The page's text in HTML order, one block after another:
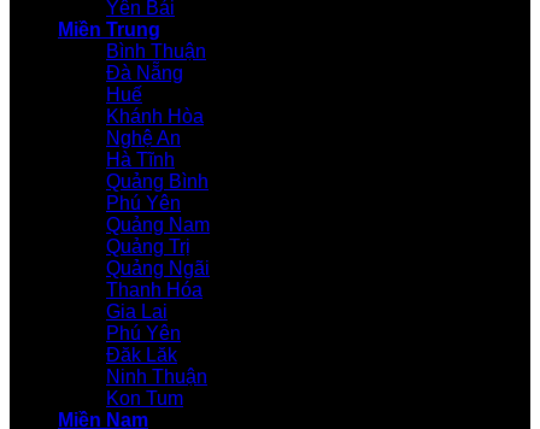
Yên Bái
Miền Trung
Bình Thuận
Đà Nẵng
Huế
Khánh Hòa
Nghệ An
Hà Tĩnh
Quảng Bình
Phú Yên
Quảng Nam
Quảng Trị
Quảng Ngãi
Thanh Hóa
Gia Lai
Phú Yên
Đăk Lăk
Ninh Thuận
Kon Tum
Miền Nam